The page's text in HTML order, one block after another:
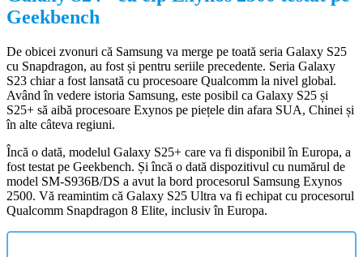
Geekbench
De obicei zvonuri că Samsung va merge pe toată seria Galaxy S25
cu Snapdragon, au fost și pentru seriile precedente. Seria Galaxy
S23 chiar a fost lansată cu procesoare Qualcomm la nivel global.
Având în vedere istoria Samsung, este posibil ca Galaxy S25 și
S25+ să aibă procesoare Exynos pe piețele din afara SUA, Chinei și
în alte câteva regiuni.
Încă o dată, modelul Galaxy S25+ care va fi disponibil în Europa, a
fost testat pe Geekbench. Și încă o dată dispozitivul cu numărul de
model SM-S936B/DS a avut la bord procesorul Samsung Exynos
2500. Vă reamintim că Galaxy S25 Ultra va fi echipat cu procesorul
Qualcomm Snapdragon 8 Elite, inclusiv în Europa.